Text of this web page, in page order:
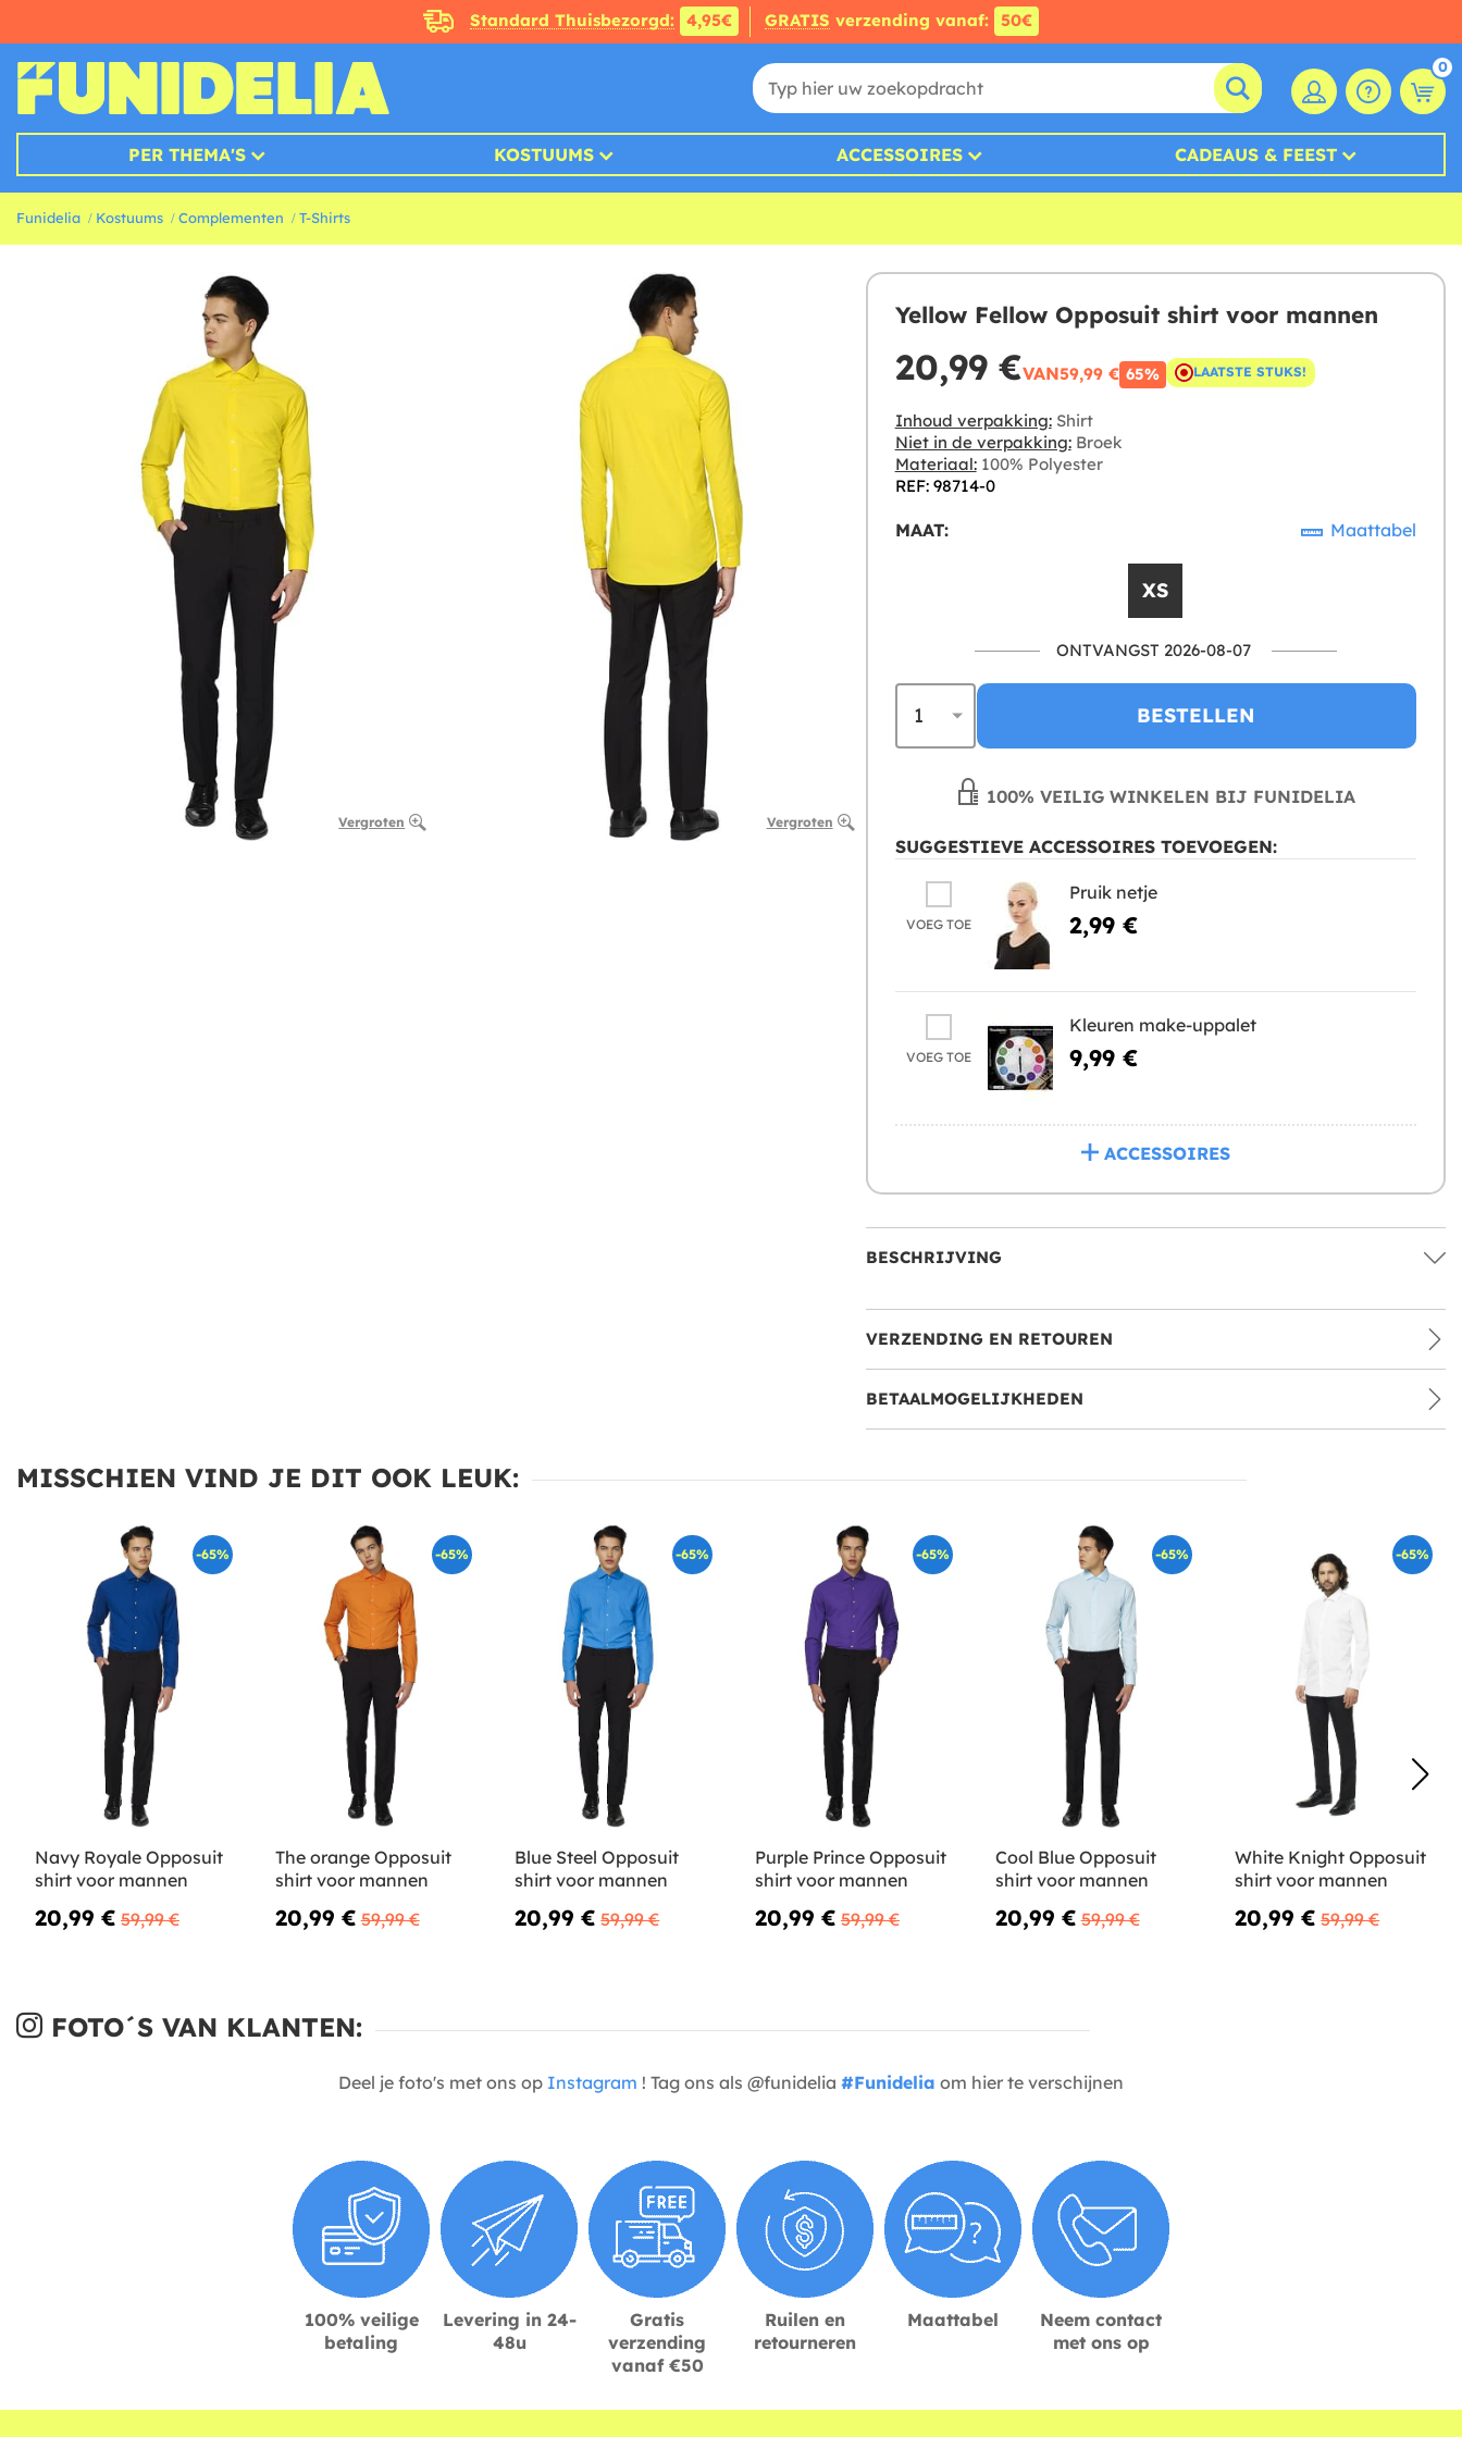
Standard Thuisbezorgd: 4,95€ GRATIS verzending vanaf: 50€
0
PER THEMA'S KOSTUUMS ACCESSOIRES CADEAUS & FEEST
Funidelia Kostuums Complementen T-Shirts
Vergroten Vergroten
Yellow Fellow Opposuit shirt voor mannen
20,99 €VAN59,99 € 65% LAATSTE STUKS!
Inhoud verpakking:Shirt
Niet in de verpakking:Broek
Materiaal:100% Polyester
REF: 98714-0
MAAT: Maattabel
XS
ONTVANGST 2026-08-07
BESTELLEN
100% VEILIG WINKELEN BIJ FUNIDELIA
SUGGESTIEVE ACCESSOIRES TOEVOEGEN:
VOEG TOE
Pruik netje
2,99 €
VOEG TOE
Kleuren make-uppalet
9,99 €
ACCESSOIRES
BESCHRIJVING
VERZENDING EN RETOUREN
BETAALMOGELIJKHEDEN
MISSCHIEN VIND JE DIT OOK LEUK:
-65%
Navy Royale Opposuit
shirt voor mannen
20,99 € 59,99 €
-65%
The orange Opposuit
shirt voor mannen
20,99 € 59,99 €
-65%
Blue Steel Opposuit
shirt voor mannen
20,99 € 59,99 €
-65%
Purple Prince Opposuit
shirt voor mannen
20,99 € 59,99 €
-65%
Cool Blue Opposuit
shirt voor mannen
20,99 € 59,99 €
-65%
White Knight Opposuit
shirt voor mannen
20,99 € 59,99 €
FOTO´S VAN KLANTEN:
Deel je foto's met ons op Instagram ! Tag ons als @funidelia #Funidelia om hier te verschijnen
100% veilige
betaling
Levering in 24-
48u
Gratis
verzending
vanaf €50
Ruilen en
retourneren
Maattabel
Neem contact
met ons op